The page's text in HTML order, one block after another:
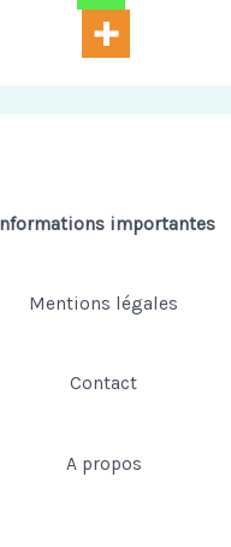
importantes
Mentions légales
Contact
A propos